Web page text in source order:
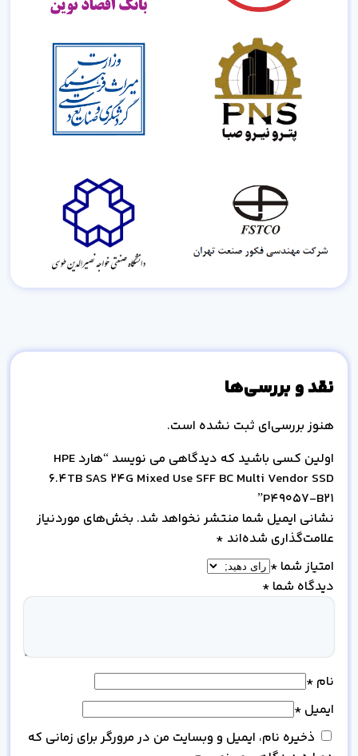
نقد و بررسی‌ها
هنوز بررسی‌ای ثبت نشده است.
اولین کسی باشید که دیدگاهی می نویسد “هارد HPE
6.4TB SAS 24G Mixed Use SFF BC Multi Vendor SSD
P49057-B21”
نشانی ایمیل شما منتشر نخواهد شد. بخش‌های موردنیاز
علامت‌گذاری شده‌اند *
امتیاز شما *
دیدگاه شما *
نام *
ایمیل *
ذخیره نام، ایمیل و وبسایت من در مرورگر برای زمانی که